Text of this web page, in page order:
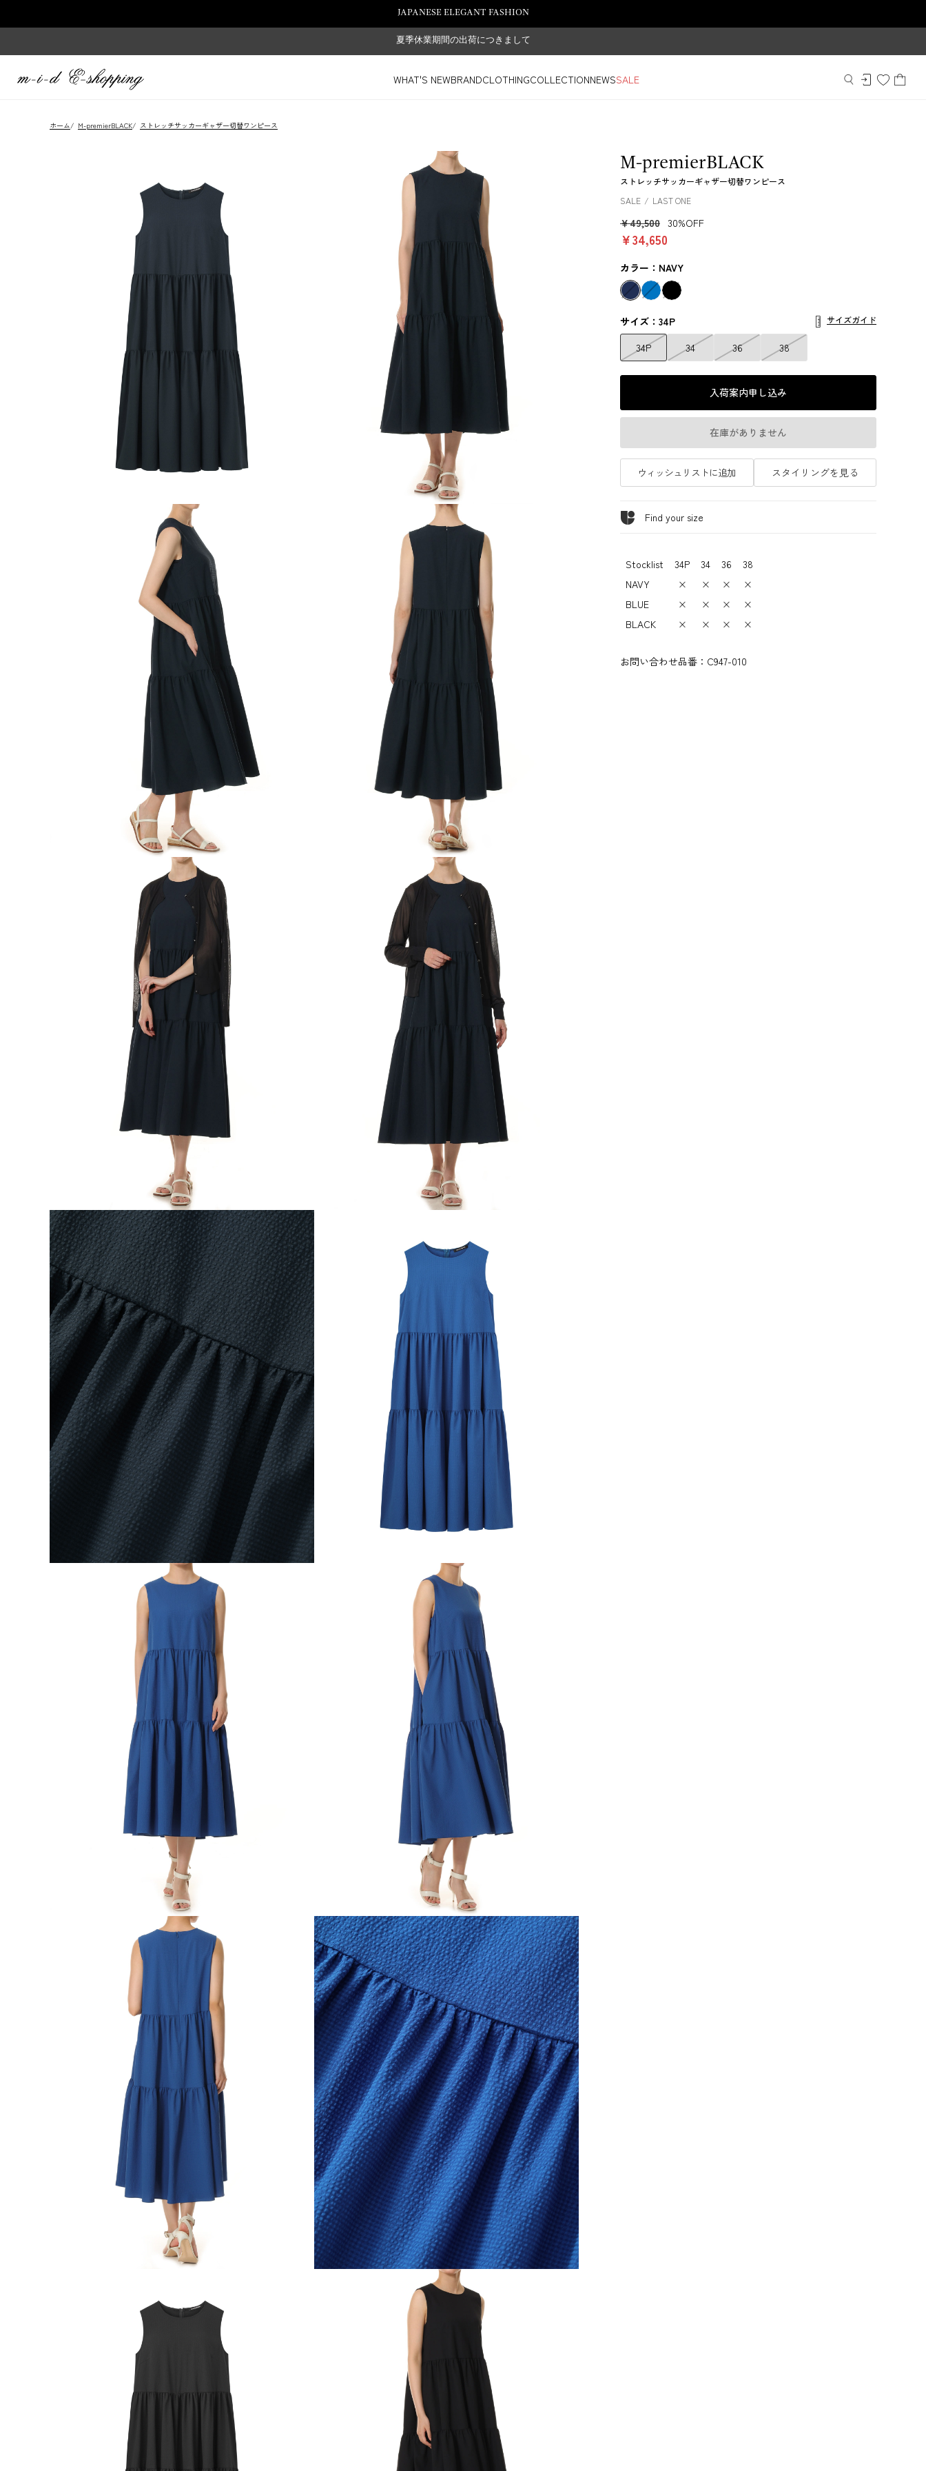
JAPANESE ELEGANT FASHION
夏季休業期間の出荷につきまして
WHAT'S NEWBRANDCLOTHINGCOLLECTIONNEWSSALE
ホーム/ M-premierBLACK/ ストレッチサッカーギャザー切替ワンピース
M-premierBLACK
ストレッチサッカーギャザー切替ワンピース
SALE
LAST ONE
￥49,500 30%OFF
￥34,650
カラー：NAVY
サイズ：34P サイズガイド
34P 34 36 38
入荷案内申し込み
在庫がありません
ウィッシュリストに追加 スタイリングを見る
Find your size
Stocklist 34P 34 36
38
NAVY
× × ×
×
BLUE
× × ×
×
BLACK
× × × ×
お問い合わせ品番： C947-010